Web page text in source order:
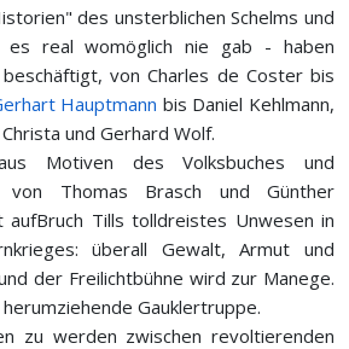
des unsterblichen Schelms und
es real womöglich nie gab - haben
von Charles de Coster bis
Hauptmann bis Daniel Kehlmann,
und Gerhard Wolf.
Motiven des Volksbuches und
von Thomas Brasch und Günther
Tills tolldreistes Unwesen in
überall Gewalt, Armut und
der Freilichtbühne wird zur Manege.
Gauklertruppe.
zu werden zwischen revoltierenden